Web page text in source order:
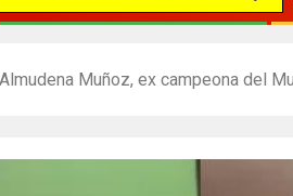
Almudena Muñoz, ex campeona del